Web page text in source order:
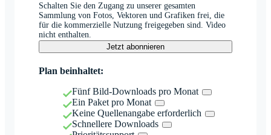
Schalten Sie den Zugang zu unserer gesamten
Sammlung von Fotos, Vektoren und Grafiken frei, die
für die kommerzielle Nutzung freigegeben sind. Video
nicht enthalten.
Jetzt abonnieren
Plan beinhaltet:
Fünf Bild-Downloads pro Monat
Ein Paket pro Monat
Keine Quellenangabe erforderlich
Schnellere Downloads